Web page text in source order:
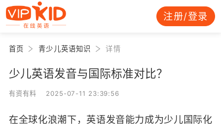
注册/登录
首页 青少儿英语知识 详情
少儿英语发音与国际标准对比？
有资有料 2025-07-11 23:39:56
在全球化浪潮下，英语发音能力成为少儿国际化